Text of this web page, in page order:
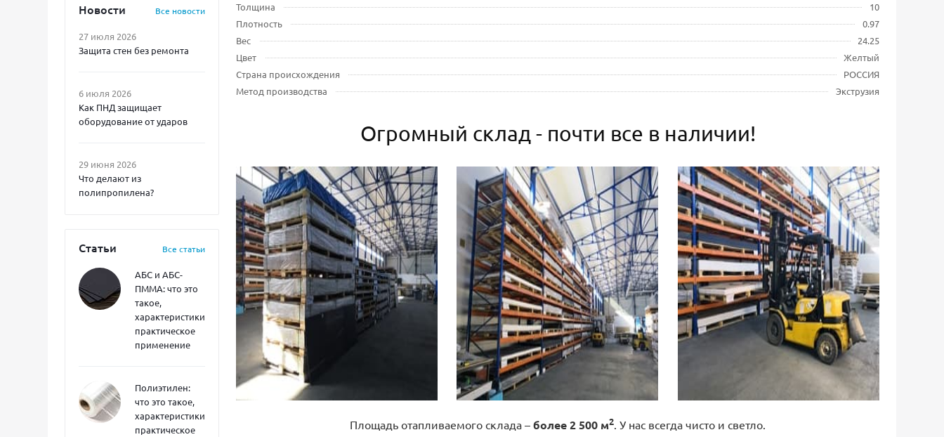
Новости Все новости
27 июля 2026
Защита стен без ремонта
6 июля 2026
Как ПНД защищает
оборудование от ударов
29 июня 2026
Что делают из
полипропилена?
Статьи Все статьи
АБС и АБС-
ПММА: что это
такое,
характеристики,
практическое
применение
Полиэтилен:
что это такое,
характеристики,
практическое
Толщина
10
Плотность
0.97
Вес
24.25
Цвет
Желтый
Страна происхождения
РОССИЯ
Метод производства
Экструзия
Огромный склад - почти все в наличии!
Площадь отапливаемого склада – более 2 500 м2. У нас всегда чисто и светло.